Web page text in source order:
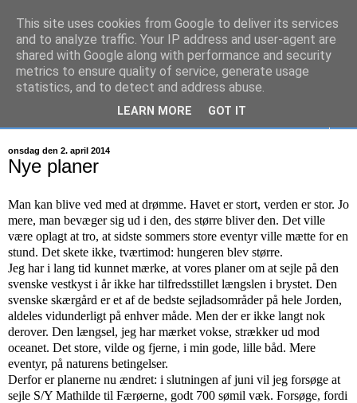
S/Y Mathilde
26 fods sejlbåd på eventyr...
onsdag den 2. april 2014
Nye planer
Man kan blive ved med at drømme. Havet er stort, verden er stor. Jo
mere, man bevæger sig ud i den, des større bliver den. Det ville
være oplagt at tro, at sidste sommers store eventyr ville mætte for en
stund. Det skete ikke, tværtimod: hungeren blev større.
Jeg har i lang tid kunnet mærke, at vores planer om at sejle på den
svenske vestkyst i år ikke har tilfredsstillet længslen i brystet. Den
svenske skærgård er et af de bedste sejladsområder på hele Jorden,
aldeles vidunderligt på enhver måde. Men der er ikke langt nok
derover. Den længsel, jeg har mærket vokse, strækker ud mod
oceanet. Det store, vilde og fjerne, i min gode, lille båd. Mere
eventyr, på naturens betingelser.
Derfor er planerne nu ændret: i slutningen af juni vil jeg forsøge at
sejle S/Y Mathilde til Færøerne, godt 700 sømil væk. Forsøge, fordi
This site uses cookies from Google to deliver its services
and to analyze traffic. Your IP address and user-agent are
shared with Google along with performance and security
metrics to ensure quality of service, generate usage
statistics, and to detect and address abuse.
LEARN MORE GOT IT